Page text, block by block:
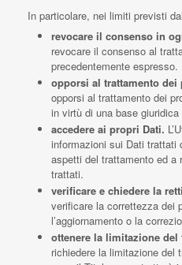
In particolare, nei limiti previsti
revocare il consenso in
revocare il consenso al
precedentemente espresso.
opporsi al trattamento dei
opporsi al trattamento dei
in virtù di una base
accedere ai propri Dati.
informazioni sui Dati trattati
aspetti del trattamento ed a
trattati.
verificare e chiedere la
verificare la correttezza dei
l’aggiornamento o la
ottenere la limitazione del
richiedere la limitazione del